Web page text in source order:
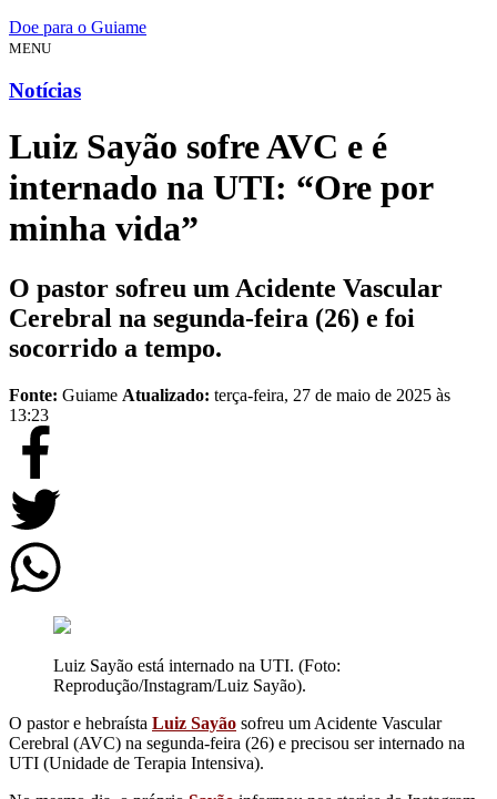
Doe para o Guiame
MENU
Notícias
Luiz Sayão sofre AVC e é
internado na UTI: “Ore por
minha vida”
O pastor sofreu um Acidente Vascular
Cerebral na segunda-feira (26) e foi
socorrido a tempo.
Fonte: Guiame Atualizado: terça-feira, 27 de maio de 2025 às
13:23
Luiz Sayão está internado na UTI. (Foto:
Reprodução/Instagram/Luiz Sayão).
O pastor e hebraísta Luiz Sayão sofreu um Acidente Vascular
Cerebral (AVC) na segunda-feira (26) e precisou ser internado na
UTI (Unidade de Terapia Intensiva).